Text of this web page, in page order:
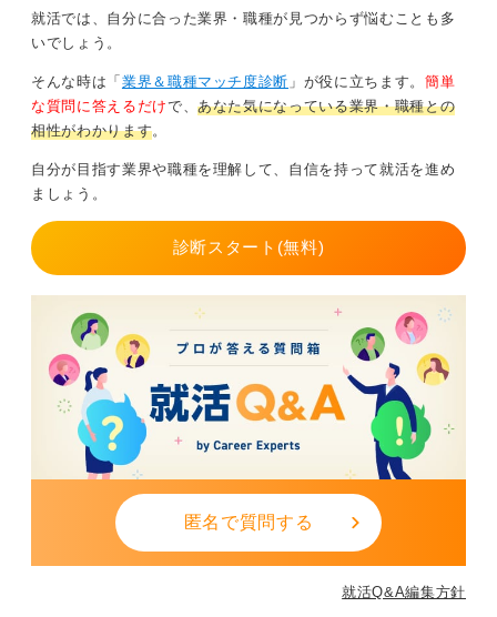
具体的には、月収の構造、固定残業の有無、賞与、家賃
の自分を守るための行動は、立派な意思決定です。
生活基盤が安定してこそ成長の余白が生まれます。迷っ
みてくださいね。
ね。
就活では、自分に合った業界・職種が見つからず悩むことも多
いでしょう。
そんな時は「 業界＆職種マッチ度診断 」が役に立ちます。 簡単
な質問に答えるだけで、あなた気になっている業界・職種との
相性がわかります。
自分が目指す業界や職種を理解して、自信を持って就活を進め
ましょう。
診断スタート(無料)
匿名で質問する
就活Q&A編集方針